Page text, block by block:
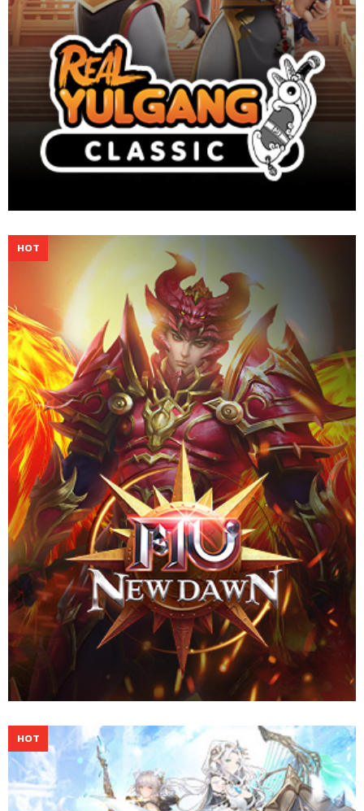
ร่วมสัมผัสความมันส์ตามแบบ MU ต้นฉบับที่คุณคุ้นเคย พร้อมกับการ
ผจญภัยครั้งใหม่ในโลกแห่ง MU New Dawn
Website
Download